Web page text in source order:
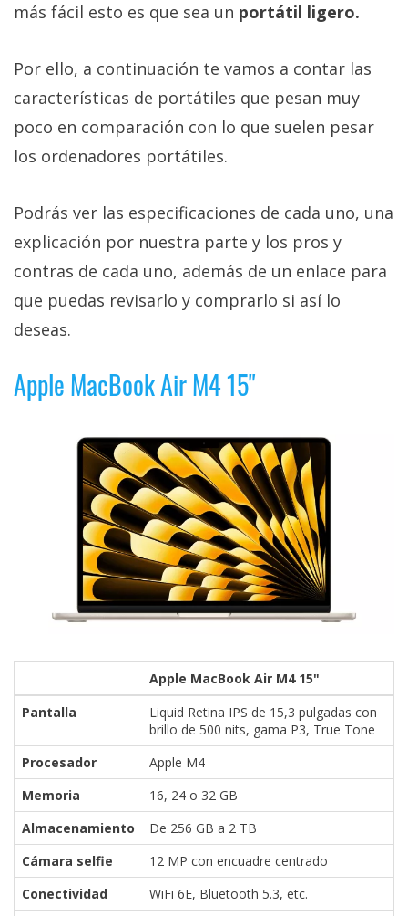
más fácil esto es que sea un portátil ligero.
Por ello, a continuación te vamos a contar las
características de portátiles que pesan muy
poco en comparación con lo que suelen pesar
los ordenadores portátiles.
Podrás ver las especificaciones de cada uno, una
explicación por nuestra parte y los pros y
contras de cada uno, además de un enlace para
que puedas revisarlo y comprarlo si así lo
deseas.
Apple MacBook Air M4 15"
Apple MacBook Air M4 15"
Pantalla
Liquid Retina IPS de 15,3 pulgadas con
brillo de 500 nits, gama P3, True Tone
Procesador
Apple M4
Memoria
16, 24 o 32 GB
Almacenamiento
De 256 GB a 2 TB
Cámara selfie
12 MP con encuadre centrado
Conectividad
WiFi 6E, Bluetooth 5.3, etc.